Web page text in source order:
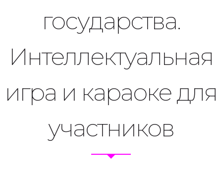
государства.
Интеллектуальная
игра и караоке для
участников